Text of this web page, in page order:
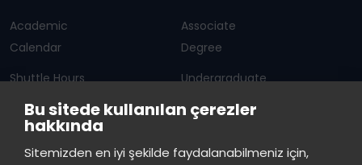
Bu sitede kullanılan çerezler
hakkında
Sitemizden en iyi şekilde faydalanabilmeniz için,
Academic
Calendar
Shuttle Hours
Announcements
Associate
Degree
Undergraduate
Graduate Programs